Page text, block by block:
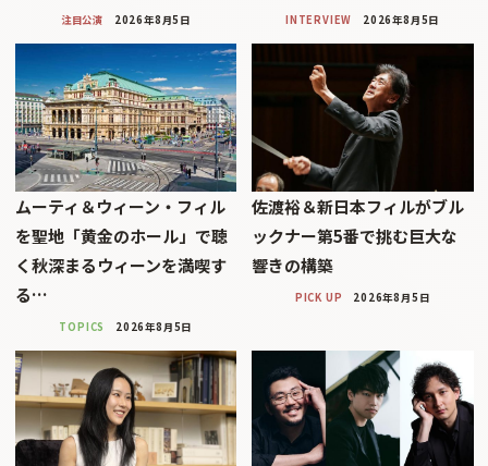
注目公演 2026年8月5日 INTERVIEW 2026年8月5日
ムーティ＆ウィーン・フィル
を聖地「黄金のホール」で聴
く秋深まるウィーンを満喫す
る…
TOPICS 2026年8月5日
佐渡裕＆新日本フィルがブル
ックナー第5番で挑む巨大な
響きの構築
PICK UP 2026年8月5日